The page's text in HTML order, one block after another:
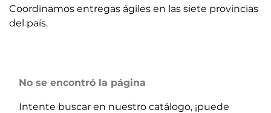
Coordinamos entregas ágiles en las siete provincias
del país.
No se encontró la página
Intente buscar en nuestro catálogo, ¡puede